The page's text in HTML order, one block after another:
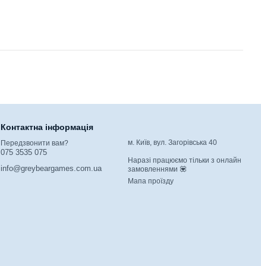
Контактна інформація
Передзвонити вам?
075 3535 075
info@greybeargames.com.ua
м. Київ, вул. Загорівська 40
Наразі працюємо тільки з онлайн
замовленнями 💟
Мапа проїзду